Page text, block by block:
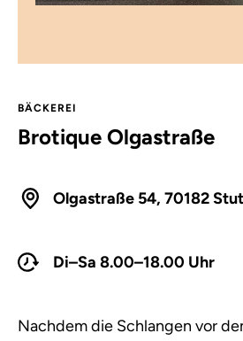
BÄCKEREI
Brotique Olgastraße
Olgastraße 54, 70182
Di–Sa 8.00–18.00 Uhr
Nachdem die Schlangen vor